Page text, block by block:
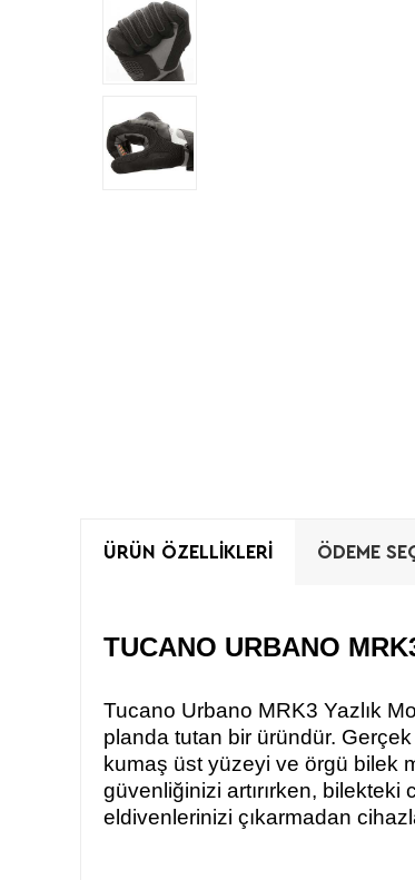
ÜRÜN ÖZELLIKLERI ÖDEME
TUCANO URBANO
Tucano Urbano MRK3 Yazlık
planda tutan bir üründür. Gerçek
kumaş üst yüzeyi ve örgü bilek
güvenliğinizi artırırken,
eldivenlerinizi çıkarmadan